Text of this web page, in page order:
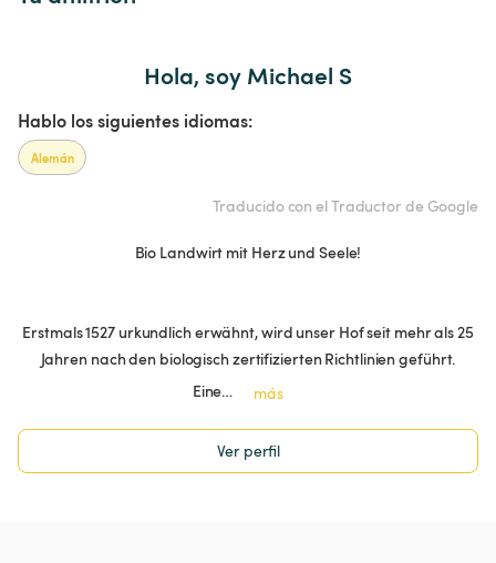
Hola, soy Michael S
Hablo los siguientes idiomas:
Alemán
Traducido con el Traductor de Google
Bio Landwirt mit Herz und Seele!
Erstmals 1527 urkundlich erwähnt, wird unser Hof seit mehr als 25
Jahren nach den biologisch zertifizierten Richtlinien geführt.
Eine…
más
Ver perfil